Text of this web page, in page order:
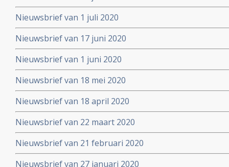
Nieuwsbrief van 1 juli 2020
Nieuwsbrief van 17 juni 2020
Nieuwsbrief van 1 juni 2020
Nieuwsbrief van 18 mei 2020
Nieuwsbrief van 18 april 2020
Nieuwsbrief van 22 maart 2020
Nieuwsbrief van 21 februari 2020
Nieuwsbrief van 27 januari 2020